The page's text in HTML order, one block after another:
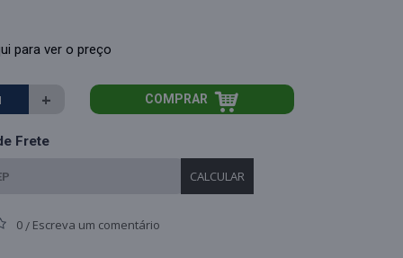
para ver o preço
+ COMPRAR
Frete
CALCULAR
0 / Escreva um comentário